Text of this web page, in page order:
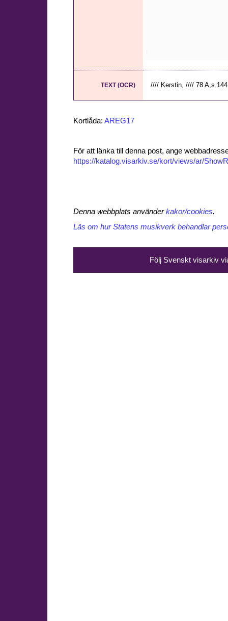
TEXT (OCR) //// Kerstin, //// 78
Kortlåda: AREG17
För att länka till denna post, ange
https://katalog.visarkiv.se/kort/views/ar/
Denna webbplats använderkakor/cookies.
Läs om hur Statens musikverk behandlar
Följ Svenskt visarkiv